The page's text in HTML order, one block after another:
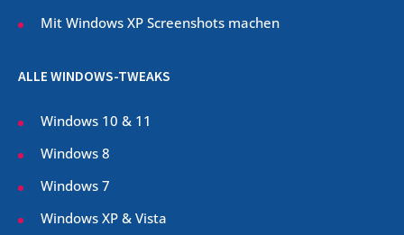
Mit Windows XP Screenshots machen
ALLE WINDOWS-TWEAKS
Windows 10 & 11
Windows 8
Windows 7
Windows XP & Vista